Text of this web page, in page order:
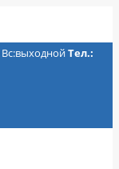
Вс:выходнойТел.: